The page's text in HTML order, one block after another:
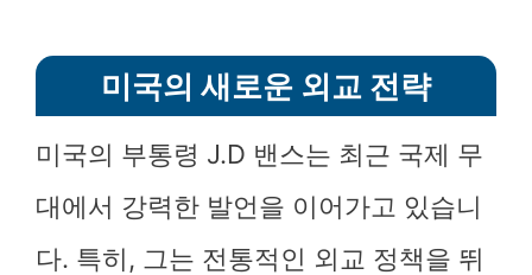
미국의 새로운 외교 전략
미국의 부통령 J.D 밴스는 최근 국제 무
대에서 강력한 발언을 이어가고 있습니
다. 특히, 그는 전통적인 외교 정책을 뛰